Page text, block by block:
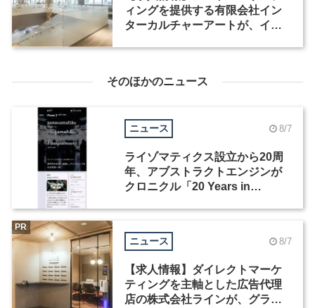
ィングを提供する有限会社イン
ターカルチャーアートが、イン
そのほかのニュース
ニュース 8/7
ライゾマティクス設立から20周
年、アブストラクトエンジンが
クロニクル「20 Years in
ニュース 8/7
【求人情報】ダイレクトマーケ
ティングを主軸とした広告代理
店の株式会社ラインが、グラフ
PR